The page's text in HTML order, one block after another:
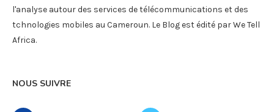
l'analyse autour des services de télécommunications et des
tchnologies mobiles au Cameroun. Le Blog est édité par We Tell
Africa.
NOUS SUIVRE